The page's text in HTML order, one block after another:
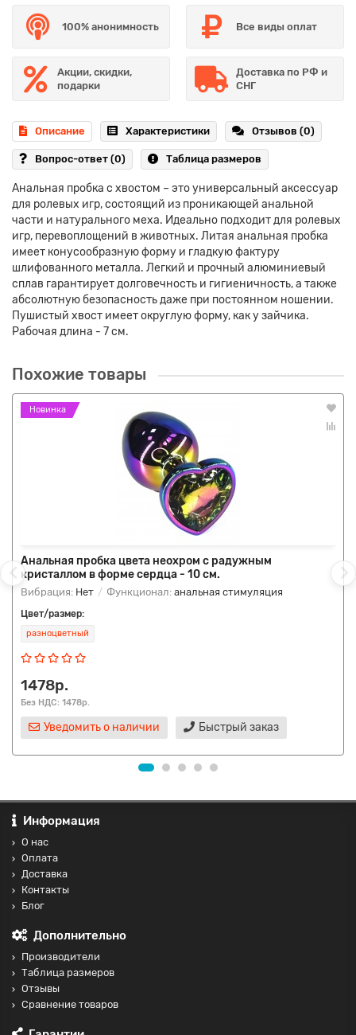
100% анонимность Все виды оплат
Акции, скидки,
подарки
Доставка по РФ и
СНГ
Описание Характеристики Отзывов (0)
Вопрос-ответ (0) Таблица размеров
Анальная пробка с хвостом – это универсальный аксессуар
для ролевых игр, состоящий из проникающей анальной
части и натурального меха. Идеально подходит для ролевых
игр, перевоплощений в животных. Литая анальная пробка
имеет конусообразную форму и гладкую фактуру
шлифованного металла. Легкий и прочный алюминиевый
сплав гарантирует долговечность и гигиеничность, а также
абсолютную безопасность даже при постоянном ношении.
Пушистый хвост имеет округлую форму, как у зайчика.
Рабочая длина - 7 см.
Похожие товары
Новинка
Анальная пробка цвета неохром с радужным
кристаллом в форме сердца - 10 см.
Вибрация: Нет Функционал: анальная стимуляция
Цвет/размер:
разноцветный
1478р.
Без НДС: 1478р.
Уведомить о наличии Быстрый заказ
Информация
О нас
Оплата
Доставка
Контакты
Блог
Дополнительно
Производители
Таблица размеров
Отзывы
Сравнение товаров